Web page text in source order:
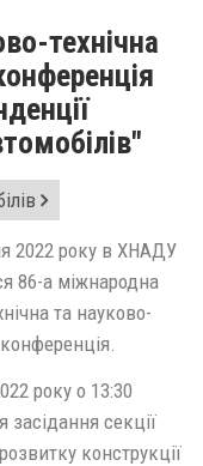
технічна
2022 року в ХНАДУ
86-а міжнародна
та науково-
року о 13:30
засідання секції
конструкції